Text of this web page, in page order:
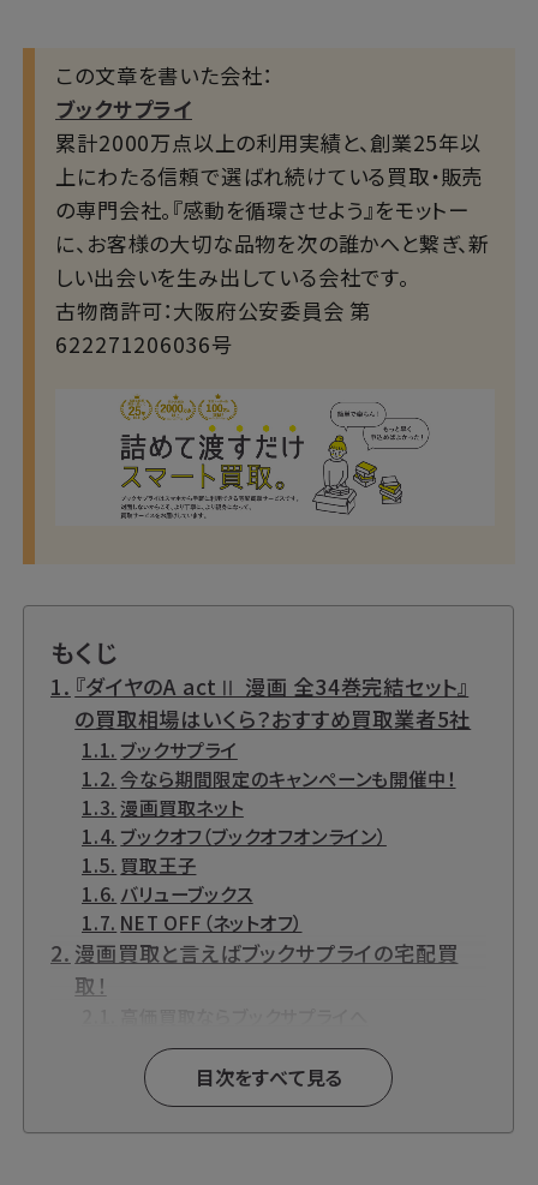
この文章を書いた会社：
ブックサプライ
累計2000万点以上の利用実績と、創業25年以
上にわたる信頼で選ばれ続けている買取・販売
の専門会社。『感動を循環させよう』をモットー
に、お客様の大切な品物を次の誰かへと繋ぎ、新
しい出会いを生み出している会社です。
古物商許可：大阪府公安委員会 第
622271206036号
もくじ
『ダイヤのA actⅡ 漫画 全34巻完結セット』
の買取相場はいくら？おすすめ買取業者5社
ブックサプライ
今なら期間限定のキャンペーンも開催中！
漫画買取ネット
ブックオフ（ブックオフオンライン）
買取王子
バリューブックス
NET OFF（ネットオフ）
漫画買取と言えばブックサプライの宅配買
取！
今なら期間限定のキャンペーンも開催中！
目次をすべて見る